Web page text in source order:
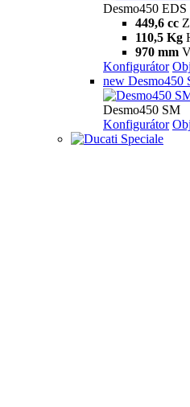
Desmo450 EDS
449,6 cc
110,5 Kg
970 mm
Konfigurátor
new Desmo450
Desmo450 SM
Konfigurátor